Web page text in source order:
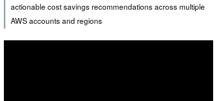
actionable cost savings recommendations across multiple
AWS accounts and regions